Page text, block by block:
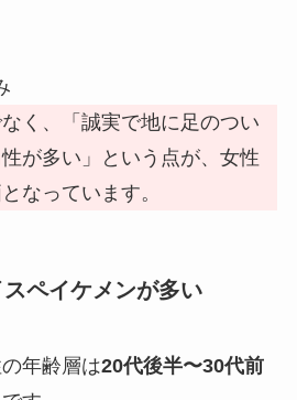
く、「誠実で地に足のつい
が多い」という点が、女性
なっています。
ペイケメンが多い
年齢層は20代後半〜30代前